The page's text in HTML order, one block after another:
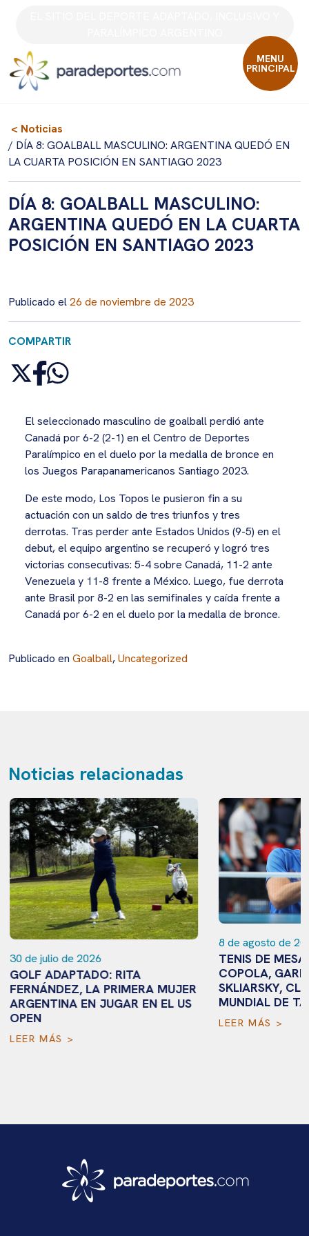
MENU
PRINCIPAL
< Noticias
/ DÍA 8: GOALBALL MASCULINO: ARGENTINA QUEDÓ EN
LA CUARTA POSICIÓN EN SANTIAGO 2023
DÍA 8: GOALBALL MASCULINO:
ARGENTINA QUEDÓ EN LA CUARTA
POSICIÓN EN SANTIAGO 2023
Publicado el26 de noviembre de 2023
COMPARTIR
El seleccionado masculino de goalball perdió ante
Canadá por 6-2 (2-1) en el Centro de Deportes
Paralímpico en el duelo por la medalla de bronce en
los Juegos Parapanamericanos Santiago 2023.
De este modo, Los Topos le pusieron fin a su
actuación con un saldo de tres triunfos y tres
derrotas. Tras perder ante Estados Unidos (9-5) en el
debut, el equipo argentino se recuperó y logró tres
victorias consecutivas: 5-4 sobre Canadá, 11-2 ante
Venezuela y 11-8 frente a México. Luego, fue derrota
ante Brasil por 8-2 en las semifinales y caída frente a
Canadá por 6-2 en el duelo por la medalla de bronce.
Publicado en Goalball,Uncategorized
Noticias relacionadas
30 de julio de 2026
GOLF ADAPTADO: RITA
FERNÁNDEZ, LA PRIMERA MUJER
ARGENTINA EN JUGAR EN EL US
OPEN
LEER MÁS >
8 de agosto de
TENIS DE
COPOLA,
SKLIARSKY,
MUNDIAL DE
LEER MÁS >